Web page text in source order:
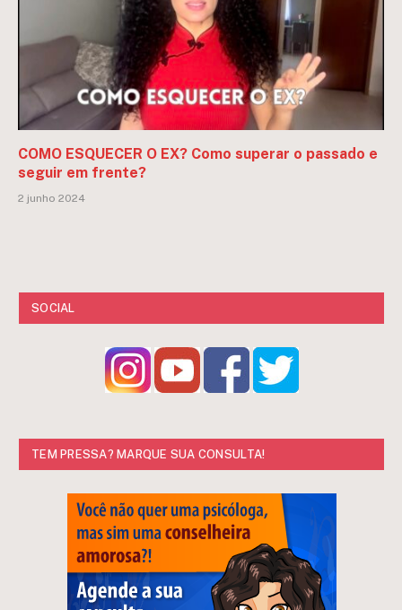
COMO ESQUECER O EX? Como superar o passado e
seguir em frente?
2 junho 2024
SOCIAL
TEM PRESSA? MARQUE SUA CONSULTA!